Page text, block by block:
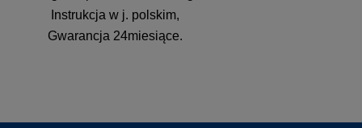
Instrukcja w j. polskim,
Gwarancja 24miesiące.